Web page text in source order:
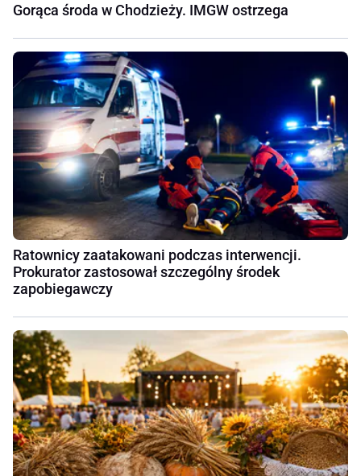
Gorąca środa w Chodzieży. IMGW ostrzega
Ratownicy zaatakowani podczas interwencji.
Prokurator zastosował szczególny środek
zapobiegawczy